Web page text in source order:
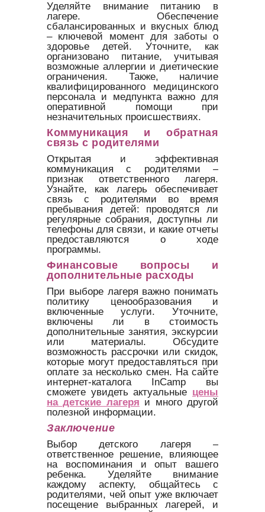
Уделяйте внимание питанию в
лагере. Обеспечение
сбалансированных и вкусных блюд
– ключевой момент для заботы о
здоровье детей. Уточните, как
организовано питание, учитывая
возможные аллергии и диетические
ограничения. Также, наличие
квалифицированного медицинского
персонала и медпункта важно для
оперативной помощи при
незначительных происшествиях.
Коммуникация и обратная
связь с родителями
Открытая и эффективная
коммуникация с родителями –
признак ответственного лагеря.
Узнайте, как лагерь обеспечивает
связь с родителями во время
пребывания детей: проводятся ли
регулярные собрания, доступны ли
телефоны для связи, и какие отчеты
предоставляются о ходе
программы.
Финансовые вопросы и
дополнительные расходы
При выборе лагеря важно понимать
политику ценообразования и
включенные услуги. Уточните,
включены ли в стоимость
дополнительные занятия, экскурсии
или материалы. Обсудите
возможность рассрочки или скидок,
которые могут предоставляться при
оплате за несколько смен. На сайте
интернет-каталога InCamp вы
сможете увидеть актуальные цены
на детские лагеря и много другой
полезной информации.
Заключение
Выбор детского лагеря –
ответственное решение, влияющее
на воспоминания и опыт вашего
ребенка. Уделяйте внимание
каждому аспекту, общайтесь с
родителями, чей опыт уже включает
посещение выбранных лагерей, и